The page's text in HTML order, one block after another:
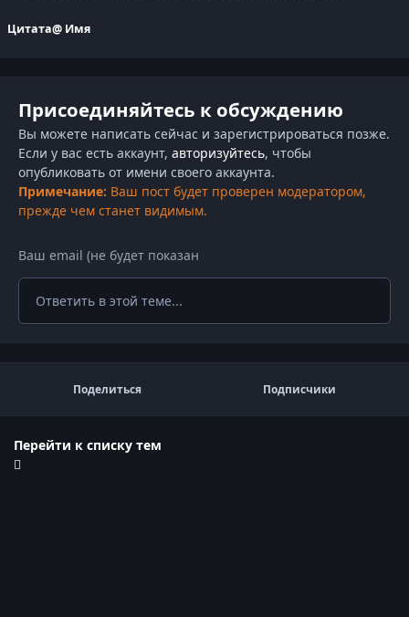
Цитата@ Имя
Присоединяйтесь к обсуждению
Вы можете написать сейчас и зарегистрироваться позже.
Если у вас есть аккаунт, авторизуйтесь, чтобы
опубликовать от имени своего аккаунта.
Примечание: Ваш пост будет проверен модератором,
прежде чем станет видимым.
Ответить в этой теме...
Поделиться Подписчики
Перейти к списку тем